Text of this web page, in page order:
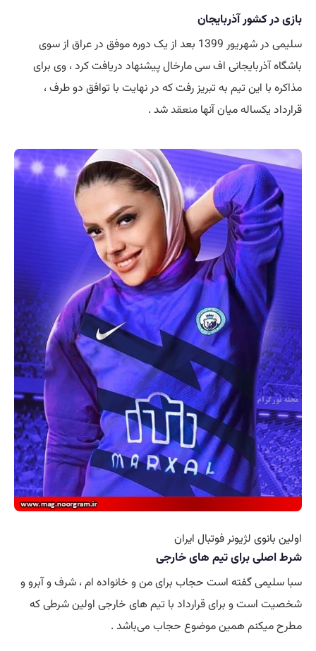
بازی در کشور آذربایجان
سلیمی در شهریور 1399 بعد از یک دوره موفق در عراق از سوی
باشگاه آذربایجانی اف سی مارخال پیشنهاد دریافت کرد ، وی برای
مذاکره با این تیم به تبریز رفت که در نهایت با توافق دو طرف ،
قرارداد یکساله میان آنها منعقدشد .
اولین بانوی لژیونر فوتبال ایران
شرط اصلی برای تیم های خارجی
سبا سلیمی گفته است حجاب برای من و خانواده ام ، شرف و آبرو و
شخصیت است و برای قرارداد با تیم های خارجی اولین شرطی که
مطرح میکنم همین موضوع حجاب می‌باشد .